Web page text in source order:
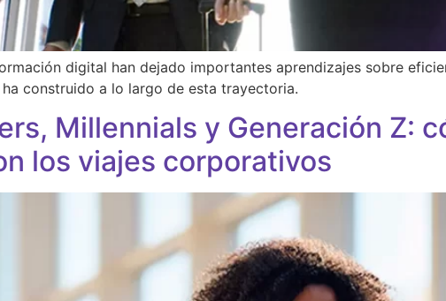
digital han dejado importantes aprendizajes sobre
construido a lo largo de esta trayectoria.
Millennials y Generación Z:
los viajes corporativos